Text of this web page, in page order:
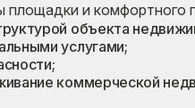
площадки и комфортного
объекта
услугами;
коммерческой